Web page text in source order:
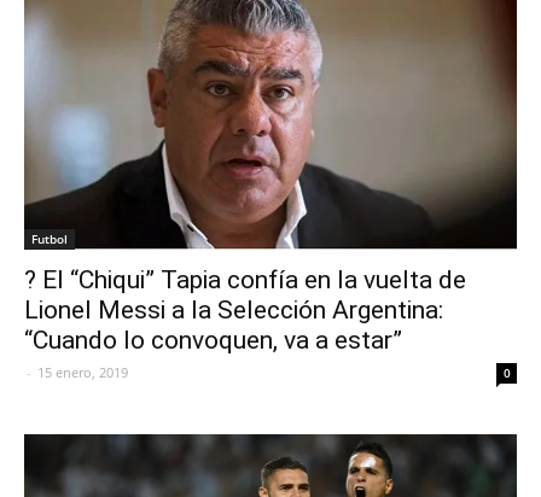
Futbol
? El “Chiqui” Tapia confía en la vuelta de
Lionel Messi a la Selección Argentina:
“Cuando lo convoquen, va a estar”
- 15 enero, 2019 0